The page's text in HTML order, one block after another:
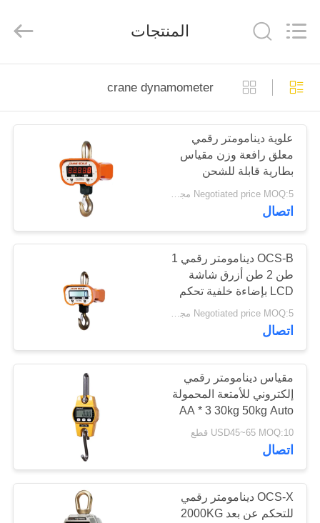
الصفحة
الرئيسية
منتجات
معلومات
جولة
المعمل
مراقبة
الجودة
اتصل
BLOG
Commerce
Co.,
Rights
المنتجات
crane dynamometer
علوية دينامومتر رقمي
معلق رافعة وزن مقياس
بطارية قابلة للشحن
Negotiated price MOQ:5 مجموعة
اتصال
OCS-B دينامومتر رقمي 1
طن 2 طن أزرق شاشة
LCD بإضاءة خلفية تحكم
لاسلكي
Negotiated price MOQ:5 مجموعة
اتصال
مقياس دينامومتر رقمي
إلكتروني للأمتعة المحمولة
AA * 3 30kg 50kg Auto
Off
USD45~65 MOQ:10 قطع
اتصال
OCS-X دينامومتر رقمي
للتحكم عن بعد 2000KG